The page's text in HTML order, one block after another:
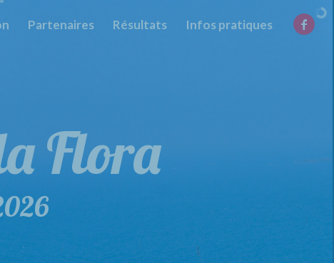
Partenaires Résultats Infos pratiques
Flora